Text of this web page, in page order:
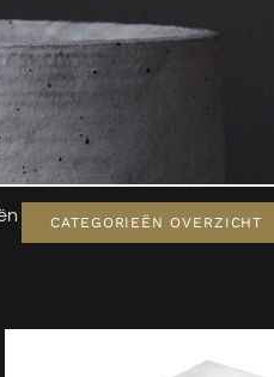
CATEGORIEËN OVERZICHT